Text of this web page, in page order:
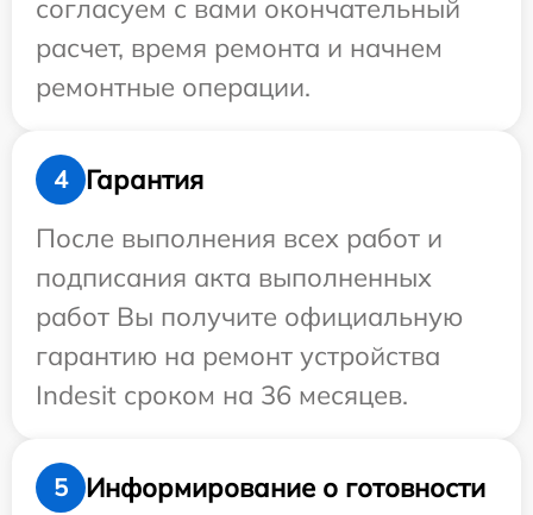
согласуем с вами окончательный
расчет, время ремонта и начнем
ремонтные операции.
4
Гарантия
После выполнения всех работ и
подписания акта выполненных
работ Вы получите официальную
гарантию на ремонт устройства
Indesit сроком на 36 месяцев.
5
Информирование о готовности